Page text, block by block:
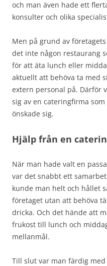
och man även hade ett
konsulter och olika
Men på grund av
det inte någon restaurang
för att äta lunch eller
aktuellt att behöva ta med
extern personal på. Därför
sig av en cateringfirma
önskade sig.
Hjälp från en
När man hade valt en
var det snabbt ett
kunde man helt och hållet
företaget utan att behöva
dricka. Och det hände att
frukost till lunch och
mellanmål.
Till slut var man färdig